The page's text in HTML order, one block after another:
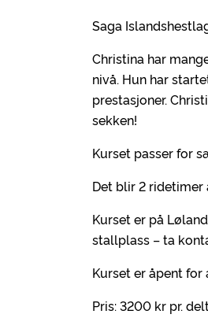
Saga
Christina har
nivå. Hun har
prestasjoner.
sekken!
Kurset passer for
Det blir 2 ridetimer
Kurset er på
stallplass – ta
Kurset er åpent
Pris: 3200 kr pr.